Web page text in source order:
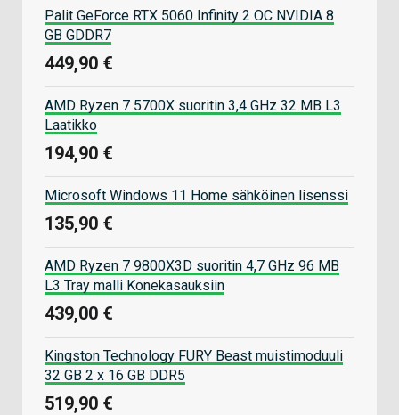
Palit GeForce RTX 5060 Infinity 2 OC NVIDIA 8
GB GDDR7
449,90 €
AMD Ryzen 7 5700X suoritin 3,4 GHz 32 MB L3
Laatikko
194,90 €
Microsoft Windows 11 Home sähköinen lisenssi
135,90 €
AMD Ryzen 7 9800X3D suoritin 4,7 GHz 96 MB
L3 Tray malli Konekasauksiin
439,00 €
Kingston Technology FURY Beast muistimoduuli
32 GB 2 x 16 GB DDR5
519,90 €